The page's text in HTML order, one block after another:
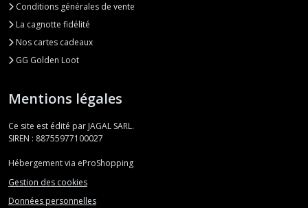
Conditions générales de vente
La cagnotte fidélité
Nos cartes cadeaux
GG Golden Loot
Mentions légales
Ce site est édité par JAGAL SARL.
SIREN : 88755977100027
Hébergement via eProShopping
Gestion des cookies
Données personnelles